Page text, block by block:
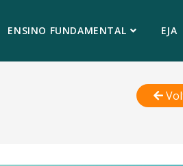
ENSINO FUNDAMENTAL EJA